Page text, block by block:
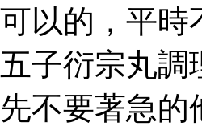
可以的，平時
五子衍宗丸調
先不要著急的